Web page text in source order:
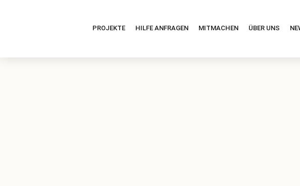
PROJEKTE HILFE ANFRAGEN MITMACHEN ÜBER UNS